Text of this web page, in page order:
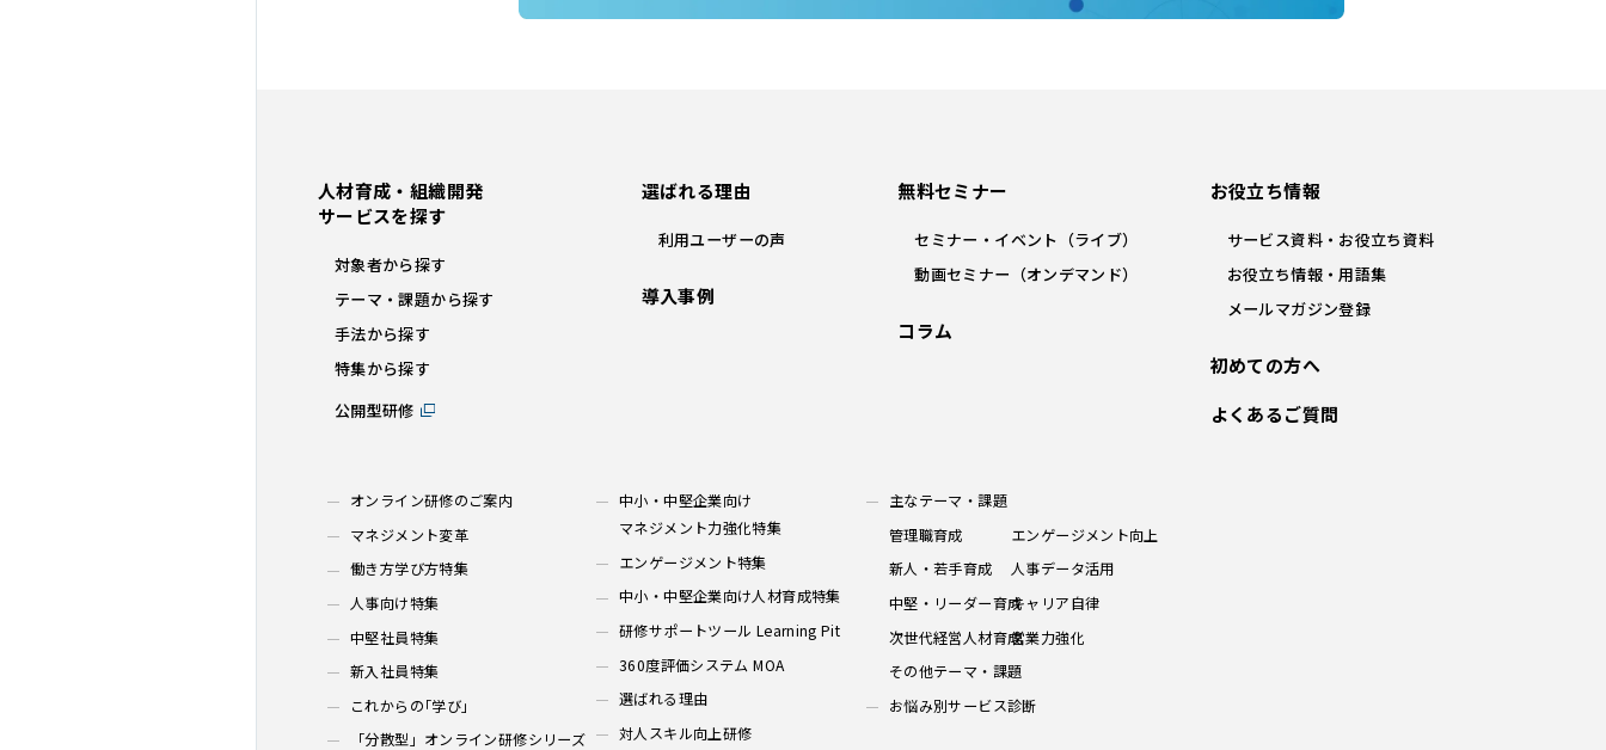
人材育成・組織開発
サービスを探す
対象者から探す
テーマ・課題から探す
手法から探す
特集から探す
オンライン研修のご案内
マネジメント変革
働き方学び方特集
人事向け特集
中堅社員特集
新入社員特集
これからの｢学び｣
「分散型」オンライン研修シリーズ
中小・中堅企業向け
マネジメント力強化特集
エンゲージメント特集
中小・中堅企業向け人材育成特集
研修サポートツール Learning Pit
360度評価システム MOA
選ばれる理由
対人スキル向上研修
主なテーマ・課題
管理職育成
新人・若手育成
中堅・リーダー育成
次世代経営人材育成
その他テーマ・課題
エンゲージメント向上
人事データ活用
キャリア自律
営業力強化
お悩み別サービス診断
公開型研修
選ばれる理由
利用ユーザーの声
導入事例
無料セミナー
セミナー・イベント（ライブ）
動画セミナー（オンデマンド）
コラム
お役立ち情報
サービス資料・お役立ち資料
お役立ち情報・用語集
メールマガジン登録
初めての方へ
よくあるご質問